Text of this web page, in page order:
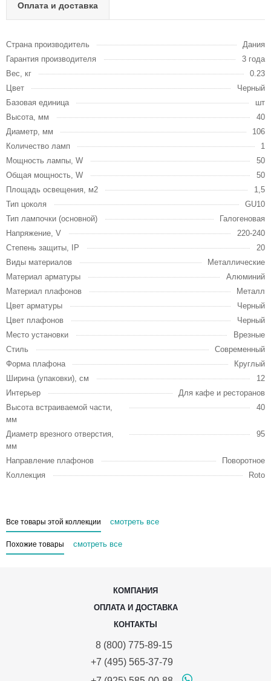
Оплата и доставка
Страна производитель
Дания
Гарантия производителя
3 года
Вес, кг
0.23
Цвет
Черный
Базовая единица
шт
Высота, мм
40
Диаметр, мм
106
Количество ламп
1
Мощность лампы, W
50
Общая мощность, W
50
Площадь освещения, м2
1,5
Тип цоколя
GU10
Тип лампочки (основной)
Галогеновая
Напряжение, V
220-240
Степень защиты, IP
20
Виды материалов
Металлические
Материал арматуры
Алюминий
Материал плафонов
Металл
Цвет арматуры
Черный
Цвет плафонов
Черный
Место установки
Врезные
Стиль
Современный
Форма плафона
Круглый
Ширина (упаковки), см
12
Интерьер
Для кафе и ресторанов
Высота встраиваемой части,
мм
40
Диаметр врезного отверстия,
мм
95
Направление плафонов
Поворотное
Коллекция
Roto
Все товары этой коллекции смотреть все
Похожие товары смотреть все
КОМПАНИЯ
ОПЛАТА И ДОСТАВКА
КОНТАКТЫ
8 (800) 775-89-15
+7 (495) 565-37-79